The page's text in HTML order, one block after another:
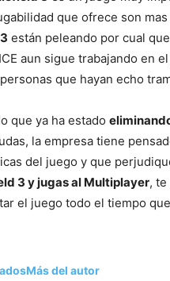
que ofrece son
están peleando por cual
aun sigue trabajando en
que hayan echo
que ya ha estado
la empresa tiene
del juego y que
3 y jugas al Multiplayer,
el juego todo el tiempo
Más del autor